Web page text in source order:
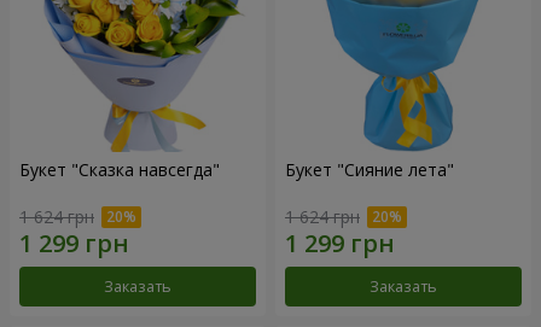
Букет "Сказка навсегда"
1 624 грн
Заказать
Букет "Сияние лета"
1 624 грн
Заказать